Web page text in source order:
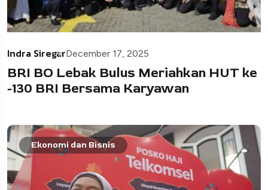
Indra SiregarDecember 17, 2025
BRI BO Lebak Bulus Meriahkan HUT ke
-130 BRI Bersama Karyawan
Ekonomi dan Bisnis